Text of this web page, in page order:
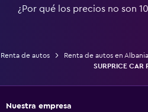
¿Por qué los precios no son
Renta de autos Renta de autos en Albania
SURPRICE CAR
Nuestra empresa